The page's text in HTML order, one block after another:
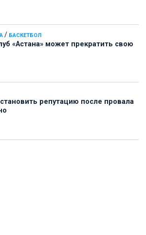
/ БАСКЕТБОЛ
«Астана» может прекратить свою
репутацию после провала